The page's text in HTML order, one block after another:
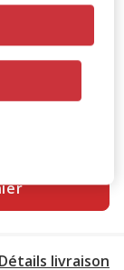
Carte
en
Détails livraison